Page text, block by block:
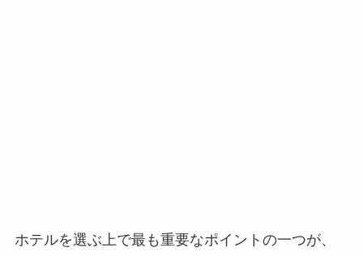
ホテルを選ぶ上で最も重要なポイントの一つが、